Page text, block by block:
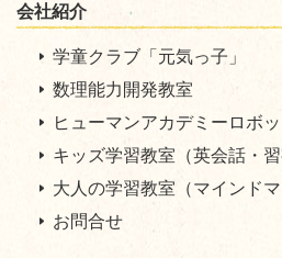
会社紹介
学童クラブ「元気っ子」
数理能力開発教室
ヒューマンアカデミーロボ
キッズ学習教室（英会話・習
大人の学習教室（マインドマ
お問合せ